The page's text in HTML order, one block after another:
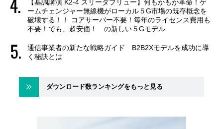
【基調講演 K2-4 スリーダブリュー】何もかもが革命！ゲ
ームチェンジャー無線機がローカル５G市場の既存概念を
破壊する！！ コアサーバー不要！毎年のライセンス費用も
不要！でも、超安価！ の新しい５Gモデル
通信事業者の新たな戦略ガイド B2B2Xモデルを成功に導
く秘訣とは
ダウンロード数ランキングをもっと見る